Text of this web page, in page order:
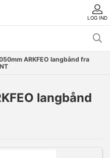
LOG IND
ARKFEO langbånd fra
langbånd